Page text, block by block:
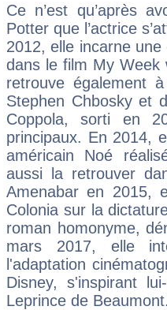
Ce n’est qu’après
Potter que l’actrice
2012, elle incarne
dans le film My Week
retrouve également
Stephen Chbosky et
Coppola, sorti en
principaux. En 2014,
américain Noé
aussi la retrouver
Amenabar en 2015,
Colonia sur la
roman homonyme,
mars 2017, elle
l'adaptation
Disney, s'inspirant
Leprince de